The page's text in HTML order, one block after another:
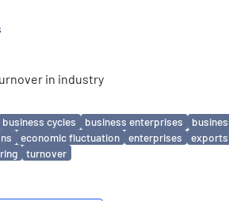
in industry
business cycles business enterprises
economic fluctuation enterprises exports
turnover